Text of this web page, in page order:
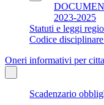
2023-2025
Statuti e leggi
Codice
Oneri informativi per
Scadenzario